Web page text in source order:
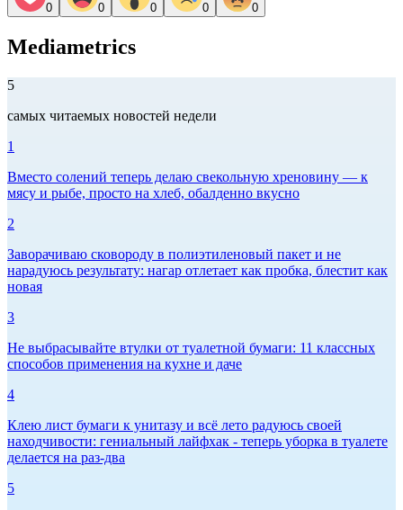
0 0 0 0 0
Mediametrics
5
самых читаемых новостей недели
1
Вместо солений теперь делаю свекольную хреновину — к
мясу и рыбе, просто на хлеб, обалденно вкусно
2
Заворачиваю сковороду в полиэтиленовый пакет и не
нарадуюсь результату: нагар отлетает как пробка, блестит как
новая
3
Не выбрасывайте втулки от туалетной бумаги: 11 классных
способов применения на кухне и даче
4
Клею лист бумаги к унитазу и всё лето радуюсь своей
находчивости: гениальный лайфхак - теперь уборка в туалете
делается на раз-два
5